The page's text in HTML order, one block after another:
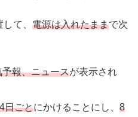
て、 電源は入れたままで次
報、ニュースが表示され
日ごとにかけることにし、8